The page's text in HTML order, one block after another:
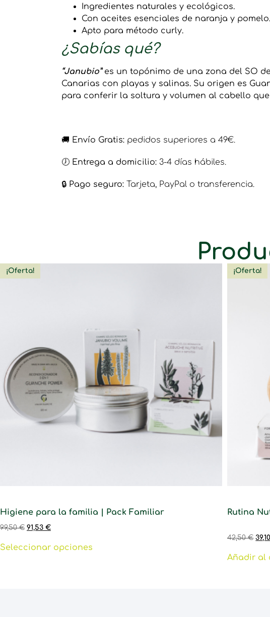
Ingredientes naturales y ecológicos.
Con aceites esenciales de naranja y pomelo.
Apto para método curly.
¿Sabías qué?
“Janubio”es un topónimo de una zona del SO
Canarias con playas y salinas. Su origen es
para conferir la soltura y volumen al cabello
🚚 Envío Gratis: pedidos superiores a 49€.
🕖 Entrega a domicilio: 3-4 días hábiles.
🔒​ Pago seguro: Tarjeta, PayPal o transferencia.
¡Oferta!
Higiene para la familia | Pack Familiar
99,50€ 91,53 €
Seleccionar opciones
¡Oferta!
Rutina
42,50€
Añadir al